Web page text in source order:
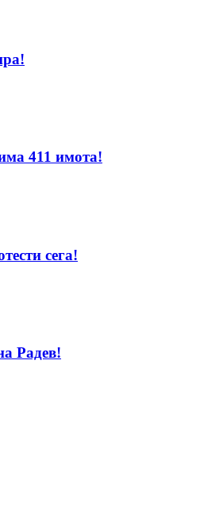
411 имота!
сега!
Радев!